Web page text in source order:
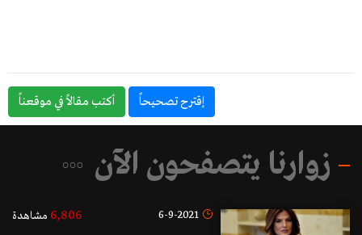
إقترح تصحيحاً أكتب مقالاً في موقعناً
زوارنا يتصفحون الآن
6-9-2021
6,806 مشاهدة